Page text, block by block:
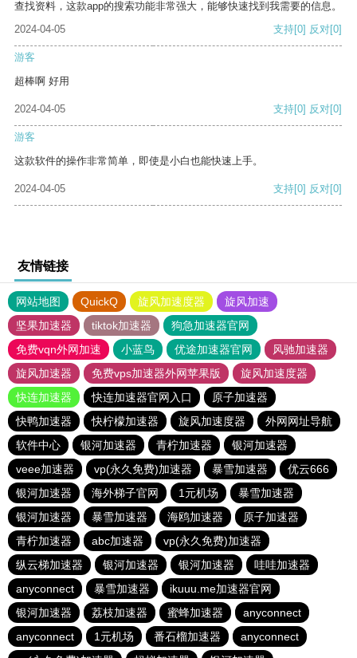
查找资料，这款app的搜索功能非常强大，能够快速找到我需要的信息。
2024-04-05
支持[0] 反对[0]
游客
超棒啊 好用
2024-04-05 支持[0] 反对[0]
游客
这款软件的操作非常简单，即使是小白也能快速上手。
2024-04-05 支持[0] 反对[0]
友情链接
网站地图 QuickQ 旋风加速度器
旋风加速
坚果加速器
tiktok加速器
狗急加速器官网
免费vqn外网加速
小蓝鸟 优途加速器官网
风驰加速器
旋风加速器
免费vps加速器外网苹果版
旋风加速度器
快连加速器
快连加速器官网入口
原子加速器
快鸭加速器
快柠檬加速器 旋风加速度器
外网网址导航
软件中心
银河加速器 青柠加速器
银河加速器
veee加速器
vp(永久免费)加速器 暴雪加速器
优云666
银河加速器
海外梯子官网 1元机场
暴雪加速器
银河加速器
暴雪加速器 海鸥加速器
原子加速器
青柠加速器
abc加速器
vp(永久免费)加速器
纵云梯加速器
银河加速器 银河加速器
哇哇加速器
anyconnect
暴雪加速器
ikuuu.me加速器官网
银河加速器
荔枝加速器 蜜蜂加速器
anyconnect
anyconnect
1元机场 番石榴加速器
anyconnect